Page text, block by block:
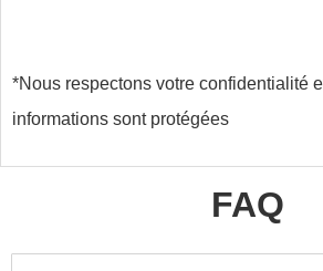
*Nous respectons votre confidentialité
informations sont protégées
FAQ